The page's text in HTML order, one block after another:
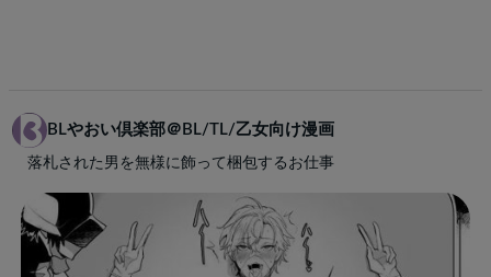
BLやおい倶楽部＠BL/TL/乙女向け漫画
落札された男を無様に飾って梱包するお仕事